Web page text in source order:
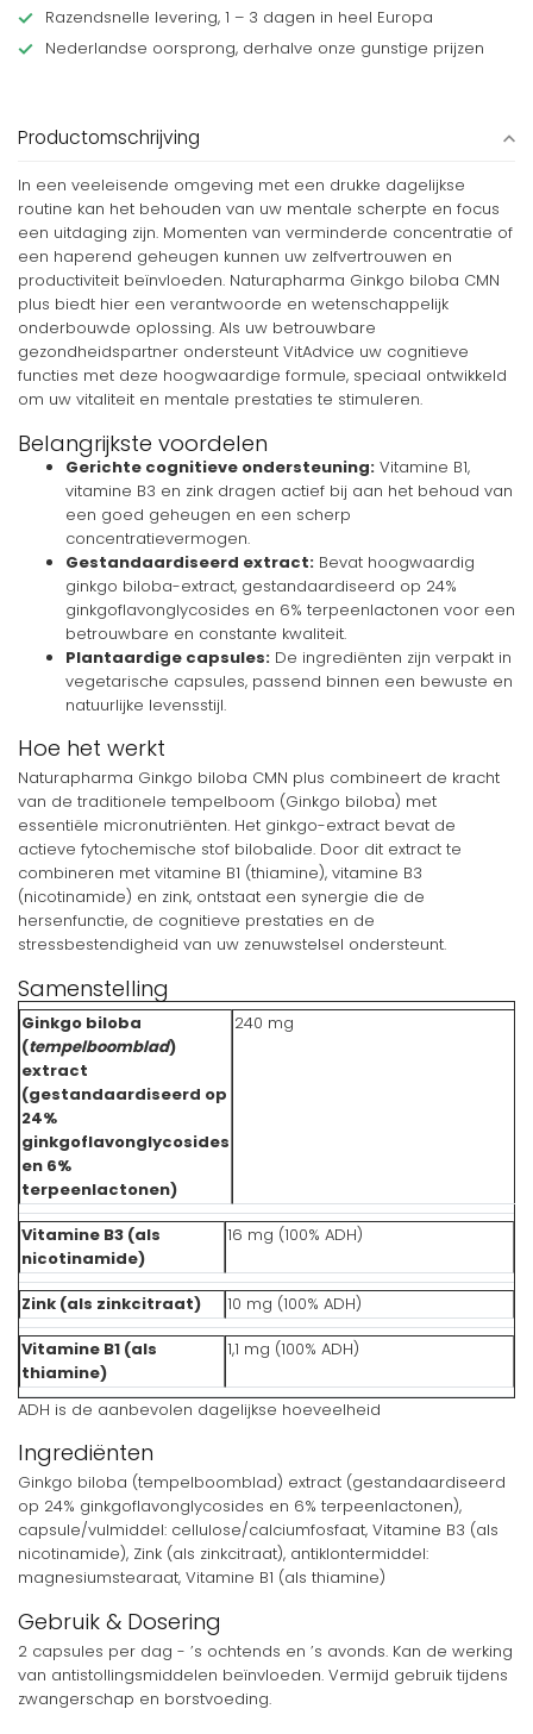
Razendsnelle levering, 1 – 3 dagen in heel Europa
Nederlandse oorsprong, derhalve onze gunstige prijzen
Productomschrijving
In een veeleisende omgeving met een drukke dagelijkse
routine kan het behouden van uw mentale scherpte en focus
een uitdaging zijn. Momenten van verminderde concentratie of
een haperend geheugen kunnen uw zelfvertrouwen en
productiviteit beïnvloeden. Naturapharma Ginkgo biloba CMN
plus biedt hier een verantwoorde en wetenschappelijk
onderbouwde oplossing. Als uw betrouwbare
gezondheidspartner ondersteunt VitAdvice uw cognitieve
functies met deze hoogwaardige formule, speciaal ontwikkeld
om uw vitaliteit en mentale prestaties te stimuleren.
Belangrijkste voordelen
Gerichte cognitieve ondersteuning: Vitamine B1,
vitamine B3 en zink dragen actief bij aan het behoud van
een goed geheugen en een scherp
concentratievermogen.
Gestandaardiseerd extract: Bevat hoogwaardig
ginkgo biloba-extract, gestandaardiseerd op 24%
ginkgoflavonglycosides en 6% terpeenlactonen voor een
betrouwbare en constante kwaliteit.
Plantaardige capsules: De ingrediënten zijn verpakt in
vegetarische capsules, passend binnen een bewuste en
natuurlijke levensstijl.
Hoe het werkt
Naturapharma Ginkgo biloba CMN plus combineert de kracht
van de traditionele tempelboom (Ginkgo biloba) met
essentiële micronutriënten. Het ginkgo-extract bevat de
actieve fytochemische stof bilobalide. Door dit extract te
combineren met vitamine B1 (thiamine), vitamine B3
(nicotinamide) en zink, ontstaat een synergie die de
hersenfunctie, de cognitieve prestaties en de
stressbestendigheid van uw zenuwstelsel ondersteunt.
Samenstelling
Ginkgo biloba
(tempelboomblad)
extract
(gestandaardiseerd op
24%
ginkgoflavonglycosides
en 6%
terpeenlactonen)
240 mg
Vitamine B3 (als
nicotinamide)
16 mg (100% ADH)
Zink (als zinkcitraat)
10 mg (100% ADH)
Vitamine B1 (als
thiamine)
1,1 mg (100% ADH)
ADH is de aanbevolen dagelijkse hoeveelheid
Ingrediënten
Ginkgo biloba (tempelboomblad) extract (gestandaardiseerd
op 24% ginkgoflavonglycosides en 6% terpeenlactonen),
capsule/vulmiddel: cellulose/calciumfosfaat, Vitamine B3 (als
nicotinamide), Zink (als zinkcitraat), antiklontermiddel:
magnesiumstearaat, Vitamine B1 (als thiamine)
Gebruik & Dosering
2 capsules per dag - ’s ochtends en ’s avonds. Kan de werking
van antistollingsmiddelen beïnvloeden. Vermijd gebruik tijdens
zwangerschap en borstvoeding.